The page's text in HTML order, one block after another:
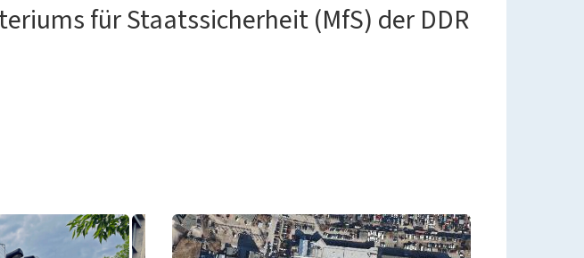
für Staatssicherheit (MfS) der DDR